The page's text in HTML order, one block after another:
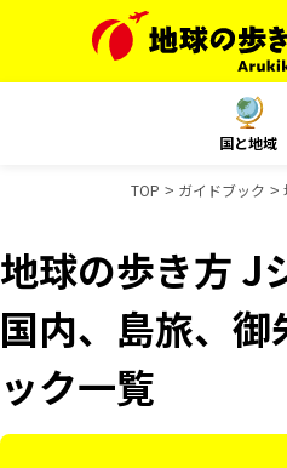
国と地域
TOP ガイドブック
地球の歩き方 J
国内、島旅、
ック一覧